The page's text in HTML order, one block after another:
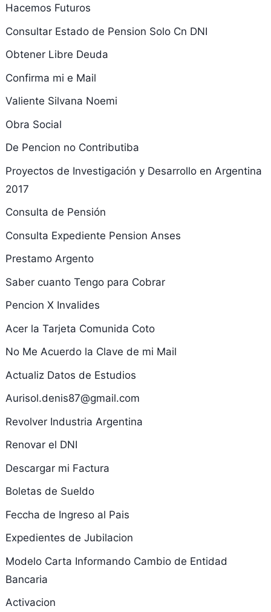
Hacemos Futuros
Consultar Estado de Pension Solo Cn DNI
Obtener Libre Deuda
Confirma mi e Mail
Valiente Silvana Noemi
Obra Social
De Pencion no Contributiba
Proyectos de Investigación y Desarrollo en Argentina
2017
Consulta de Pensión
Consulta Expediente Pension Anses
Prestamo Argento
Saber cuanto Tengo para Cobrar
Pencion X Invalides
Acer la Tarjeta Comunida Coto
No Me Acuerdo la Clave de mi Mail
Actualiz Datos de Estudios
Aurisol.denis87@gmail.com
Revolver Industria Argentina
Renovar el DNI
Descargar mi Factura
Boletas de Sueldo
Feccha de Ingreso al Pais
Expedientes de Jubilacion
Modelo Carta Informando Cambio de Entidad
Bancaria
Activacion